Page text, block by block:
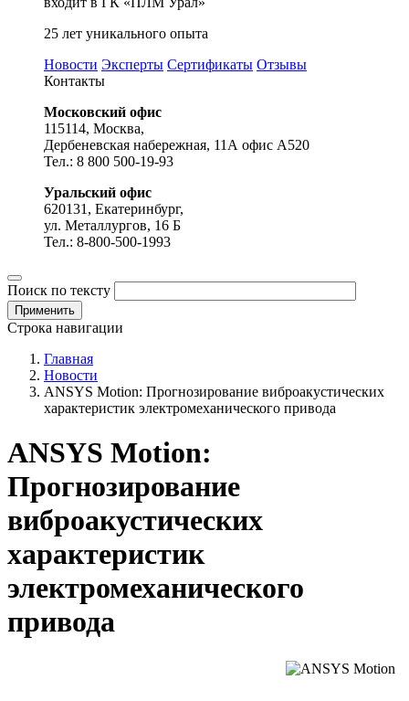
25 лет уникального опыта
Новости Эксперты Сертификаты Отзывы
Контакты
Московский офис
115114, Москва,
Дербеневская набережная, 11А офис А520
Тел.: 8 800 500-19-93
Уральский офис
620131, Екатеринбург,
ул. Металлургов, 16 Б
Тел.: 8-800-500-1993
Поиск по тексту
Строка навигации
Главная
Новости
ANSYS Motion: Прогнозирование виброакустических
характеристик электромеханического привода
ANSYS Motion:
Прогнозирование
виброакустических
характеристик
электромеханического
привода